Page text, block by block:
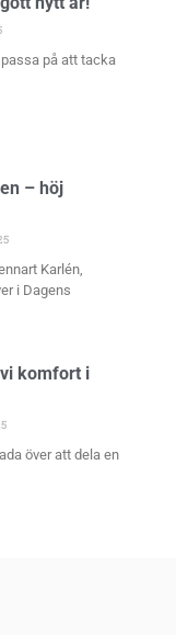
på att tacka
– höj
Karlén,
i Dagens
komfort i
över att dela en